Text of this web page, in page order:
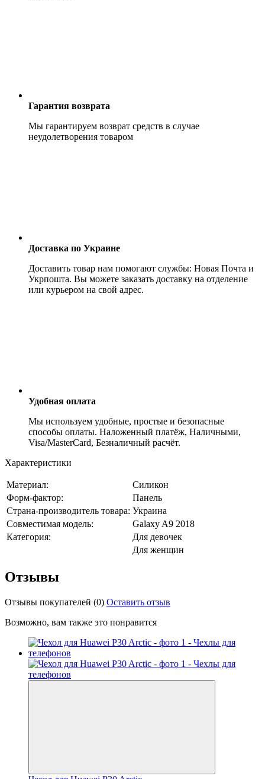
Гарантия возврата
Мы гарантируем возврат средств в случае
неудолетворения товаром
Доставка по Украине
Доставить товар нам помогают службы: Новая Почта и
Укрпошта. Вы можете заказать доставку на отделение
или курьером на свой адрес.
Удобная оплата
Мы используем удобные, простые и безопасные
способы оплаты. Наложенный платёж, Наличными,
Visa/MasterCard, Безналичный расчёт.
Характеристики
Материал:
Силикон
Форм-фактор:
Панель
Страна-производитель товара: Украина
Совместимая модель:
Galaxy A9 2018
Категория:
Для девочек
Для женщин
Отзывы
Отзывы покупателей (0) Оставить отзыв
Возможно, вам также это понравится